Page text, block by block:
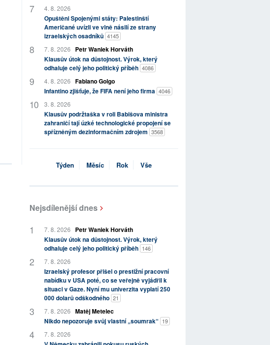
4. 8. 2026
Opuštěni Spojenými státy: Palestinští
Američané uvízli ve vlně násilí ze strany
izraelských osadníků 4145
7. 8. 2026
Petr Waniek Horváth
Klausův útok na důstojnost. Výrok, který
odhaluje celý jeho politický příběh 4086
4. 8. 2026 Fabiano Golgo
Infantino zjišťuje, že FIFA není jeho firma 4046
3. 8. 2026
Klausův podržtaška v roli Babišova ministra
zahraničí tají úzké technologické propojení se
spřízněným dezinformačním zdrojem 3568
Týden Měsíc Rok Vše
Nejsdílenější dnes
7. 8. 2026
Petr Waniek Horváth
Klausův útok na důstojnost. Výrok, který
odhaluje celý jeho politický příběh 146
7. 8. 2026
Izraelský profesor přišel o prestižní pracovní
nabídku v USA poté, co se veřejně vyjádřil k
situaci v Gaze. Nyní mu univerzita vyplatí 250
000 dolarů odškodného 21
7. 8. 2026 Matěj Metelec
Nikdo nepozoruje svůj vlastní „soumrak“ 19
7. 8. 2026